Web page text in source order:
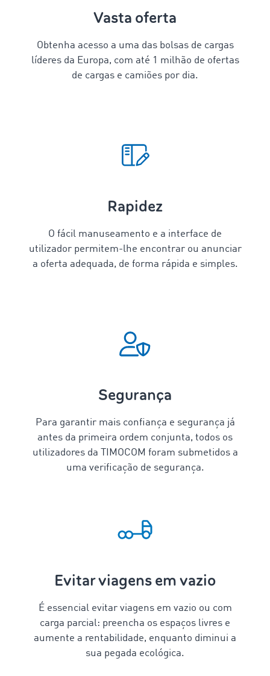
Vasta oferta
Obtenha acesso a uma das bolsas de cargas
líderes da Europa, com até 1 milhão de ofertas
de cargas e camiões por dia.
Rapidez
O fácil manuseamento e a interface de
utilizador permitem-lhe encontrar ou anunciar
a oferta adequada, de forma rápida e simples.
Segurança
Para garantir mais confiança e segurança já
antes da primeira ordem conjunta, todos os
utilizadores da TIMOCOM foram submetidos a
uma verificação de segurança.
Evitar viagens em vazio
É essencial evitar viagens em vazio ou com
carga parcial: preencha os espaços livres e
aumente a rentabilidade, enquanto diminui a
sua pegada ecológica.